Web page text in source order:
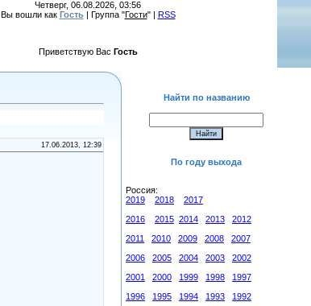
Четверг, 06.08.2026, 03:56
Вы вошли как Гость| Группа "Гости" | RSS
Приветствую Вас Гость
17.06.2013, 12:39
Найти по названию
По году выхода
Россия:
2019
2018
2017
2016
2015 2014 2013
2012
2011
2010 2009 2008
2007
2006
2005 2004 2003
2002
2001
2000 1999 1998
1997
1996
1995 1994 1993
1992